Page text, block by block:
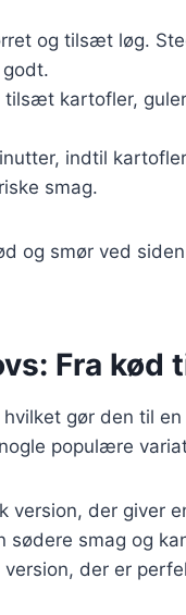
og tilsæt løg.
tilsæt kartofler,
indtil
smag.
og smør ved
Fra kød
gør den til
populære
version, der giver
sødere smag og
version, der er